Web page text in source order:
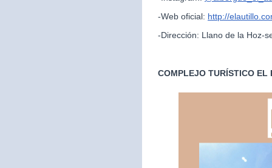
-Web oficial: http://
-Dirección: Llano de la Hoz-
COMPLEJO TURÍSTICO EL